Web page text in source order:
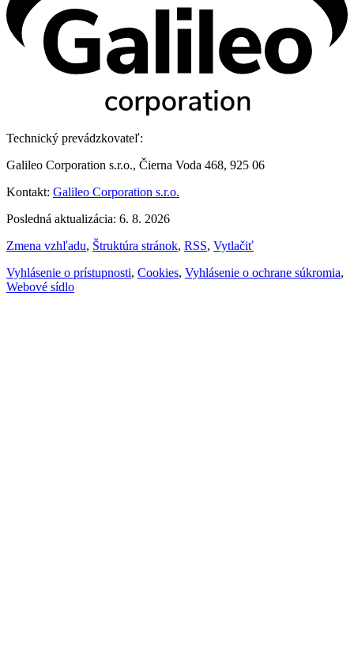
Technický prevádzkovateľ:
Galileo Corporation s.r.o., Čierna Voda 468, 925 06
Kontakt: Galileo Corporation s.r.o.
Posledná aktualizácia: 6. 8. 2026
Zmena vzhľadu, Štruktúra stránok, RSS, Vytlačiť
Vyhlásenie o prístupnosti, Cookies, Vyhlásenie o ochrane súkromia,
Webové sídlo